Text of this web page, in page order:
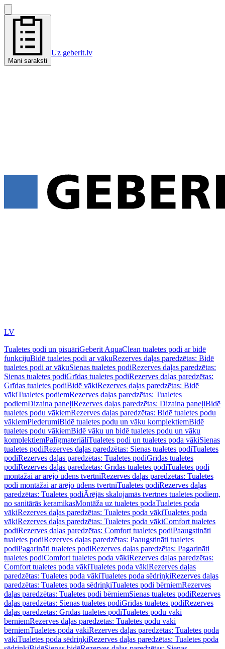
Mani saraksti
Uz geberit.lv
LV
Tualetes podi un pisuāriGeberit AquaClean tualetes podi ar bidē
funkcijuBidē tualetes podi ar vākuRezerves daļas paredzētas: Bidē
tualetes podi ar vākuSienas tualetes podiRezerves daļas paredzētas:
Sienas tualetes podiGrīdas tualetes podiRezerves daļas paredzētas:
Grīdas tualetes podiBidē vākiRezerves daļas paredzētas: Bidē
vākiTualetes podiemRezerves daļas paredzētas: Tualetes
podiemDizaina paneļiRezerves daļas paredzētas: Dizaina paneļiBidē
tualetes podu vākiemRezerves daļas paredzētas: Bidē tualetes podu
vākiemPiederumiBidē tualetes podu un vāku komplektiemBidē
tualetes podu vākiemBidē vāku un bidē tualetes podu un vāku
komplektiemPalīgmateriāliTualetes podi un tualetes poda vākiSienas
tualetes podiRezerves daļas paredzētas: Sienas tualetes podiTualetes
podiRezerves daļas paredzētas: Tualetes podiGrīdas tualetes
podiRezerves daļas paredzētas: Grīdas tualetes podiTualetes podi
montāžai ar ārējo ūdens tvertniRezerves daļas paredzētas: Tualetes
podi montāžai ar ārējo ūdens tvertniTualetes podiRezerves daļas
paredzētas: Tualetes podiĀrējās skalojamās tvertnes tualetes podiem,
no sanitārās keramikasMontāža uz tualetes podaTualetes poda
vākiRezerves daļas paredzētas: Tualetes poda vākiTualetes poda
vākiRezerves daļas paredzētas: Tualetes poda vākiComfort tualetes
podiRezerves daļas paredzētas: Comfort tualetes podiPaaugstināti
tualetes podiRezerves daļas paredzētas: Paaugstināti tualetes
podiPagarināti tualetes podiRezerves daļas paredzētas: Pagarināti
tualetes podiComfort tualetes poda vākiRezerves daļas paredzētas:
Comfort tualetes poda vākiTualetes poda vākiRezerves daļas
paredzētas: Tualetes poda vākiTualetes poda sēdriņķiRezerves daļas
paredzētas: Tualetes poda sēdriņķiTualetes podi bērniemRezerves
daļas paredzētas: Tualetes podi bērniemSienas tualetes podiRezerves
daļas paredzētas: Sienas tualetes podiGrīdas tualetes podiRezerves
daļas paredzētas: Grīdas tualetes podiTualetes podu vāki
bērniemRezerves daļas paredzētas: Tualetes podu vāki
bērniemTualetes poda vākiRezerves daļas paredzētas: Tualetes poda
vākiTualetes poda sēdriņķiRezerves daļas paredzētas: Tualetes poda